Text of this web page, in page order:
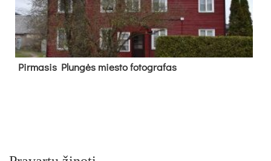
Pir­ma­sis Plun­gės mies­to fo­tog­ra­fas